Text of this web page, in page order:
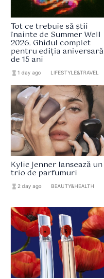
Tot ce trebuie să știi
înainte de Summer Well
2026. Ghidul complet
pentru ediția aniversară
de 15 ani
hourglass_full1 day ago LIFESTYLE&TRAVEL
Kylie Jenner lansează un
trio de parfumuri
hourglass_full 2 day ago BEAUTY&HEALTH